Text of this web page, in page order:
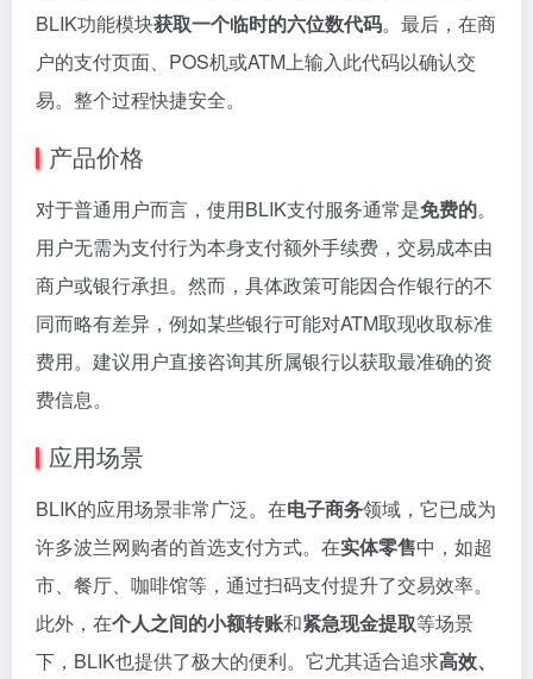
BLIK功能模块获取一个临时的六位数代码。最后，在商
户的支付页面、POS机或ATM上输入此代码以确认交
易。整个过程快捷安全。
产品价格
对于普通用户而言，使用BLIK支付服务通常是免费的。
用户无需为支付行为本身支付额外手续费，交易成本由
商户或银行承担。然而，具体政策可能因合作银行的不
同而略有差异，例如某些银行可能对ATM取现收取标准
费用。建议用户直接咨询其所属银行以获取最准确的资
费信息。
应用场景
BLIK的应用场景非常广泛。在电子商务领域，它已成为
许多波兰网购者的首选支付方式。在实体零售中，如超
市、餐厅、咖啡馆等，通过扫码支付提升了交易效率。
此外，在个人之间的小额转账和紧急现金提取等场景
下，BLIK也提供了极大的便利。它尤其适合追求高效、